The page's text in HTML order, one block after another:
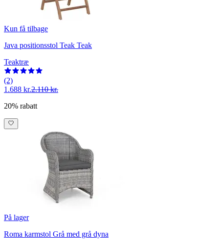
Kun få tilbage
Java positionsstol Teak Teak
Teaktræ
(2)
1.688 kr.2.110 kr.
20% rabatt
På lager
Roma karmstol Grå med grå dyna